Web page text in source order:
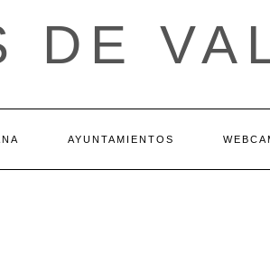
DE
AYUNTAMIENTOS